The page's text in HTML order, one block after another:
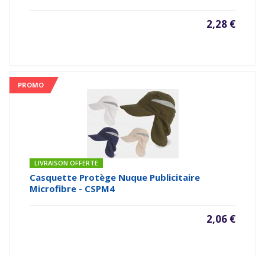
2,28 €
PROMO
LIVRAISON OFFERTE
Casquette Protège Nuque Publicitaire
Microfibre - CSPM4
2,06 €